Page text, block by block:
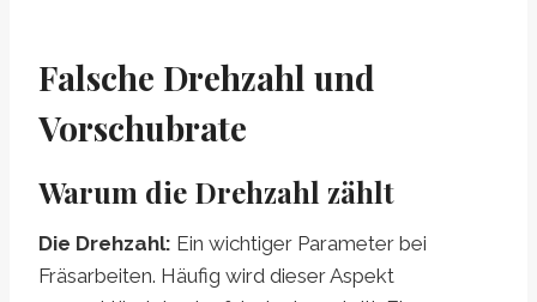
Falsche Drehzahl und
Vorschubrate
Warum die Drehzahl zählt
Die Drehzahl: Ein wichtiger Parameter bei
Fräsarbeiten. Häufig wird dieser Aspekt